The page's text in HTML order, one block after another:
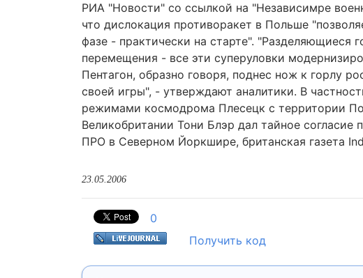
РИА "Новости" со ссылкой на "Независимре
что дислокация противоракет в Польше
фазе - практически на старте". "Разделяющиеся
перемещения - все эти суперуловки
Пентагон, образно говоря, поднес нож к горлу
своей игры", - утверждают аналитики. В
режимами космодрома Плесецк с территории
Великобритании Тони Блэр дал тайное
ПРО в Северном Йоркшире, британская газета
23.05.2006
0
Получить код